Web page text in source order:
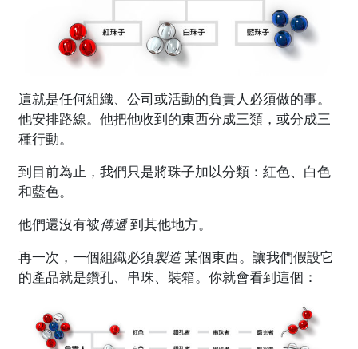
這就是任何組織、公司或活動的負責人必須做的事。
他安排路線。他把他收到的東西分成三類，或分成三
種行動。
到目前為止，我們只是將珠子加以分類：紅色、白色
和藍色。
他們還沒有被傳遞到其他地方。
再一次，一個組織必須製造某個東西。讓我們假設它
的產品就是鑽孔、串珠、裝箱。你就會看到這個：